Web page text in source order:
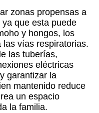
zonas propensas a
que esta puede
y hongos, los
vías respiratorias.
las tuberías,
eléctricas
garantizar la
mantenido reduce
un espacio
la familia.